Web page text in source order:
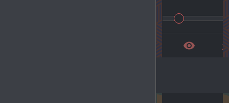
remove_red_eye